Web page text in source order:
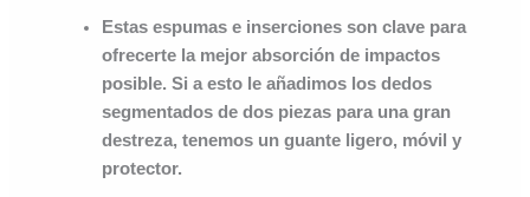
Estas espumas e inserciones son clave para
ofrecerte la mejor absorción de impactos
posible. Si a esto le añadimos los dedos
segmentados de dos piezas para una gran
destreza, tenemos un guante ligero, móvil y
protector.